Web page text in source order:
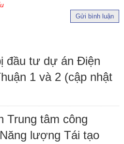
Gửi bình luận
đầu tư dự án Điện
1 và 2 (cập nhật
Trung tâm công
lượng Tái tạo